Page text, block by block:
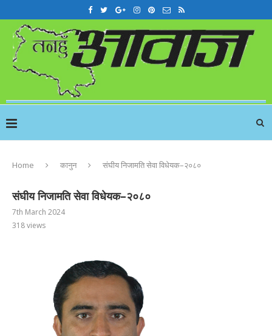
Home कानुन संघीय निजामति सेवा विधेयक–२०८०
संघीय निजामति सेवा विधेयक–२०८०
7th March 2024
318views